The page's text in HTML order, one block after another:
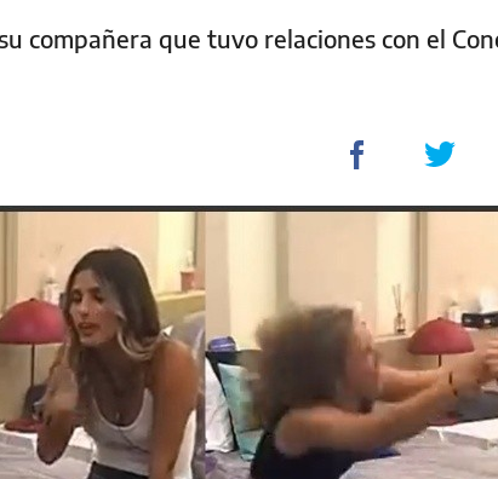
compañera que tuvo relaciones con el